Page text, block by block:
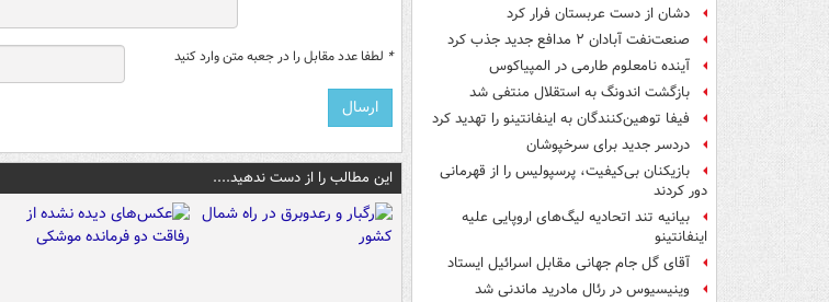
دشان از دست عربستان فرار کرد
صنعت‌نفت آبادان ۲ مدافع جدید جذب کرد
آینده نامعلوم طارمی در المپیاکوس
بازگشت اندونگ به استقلال منتفی شد
فیفا توهین‌کنندگان به اینفانتینو را تهدید کرد
دردسر جدید برای سرخپوشان
بازیکنان بی‌کیفیت، پرسپولیس را از قهرمانی
دور کردند
بیانیه تند اتحادیه لیگ‌های اروپایی علیه
اینفانتینو
آقای گل جام جهانی مقابل اسرائیل ایستاد
وینیسیوس در رئال مادرید ماندنی شد
* لطفا عدد مقابل را در جعبه متن وارد کنید
این مطالب را از دست ندهید....